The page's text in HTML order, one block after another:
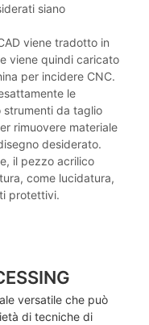
siano
viene tradotto in
viene quindi caricato
per incidere CNC.
le
strumenti da taglio
rimuovere materiale
desiderato.
il pezzo acrilico
come lucidatura,
protettivi.
versatile che può
di tecniche di